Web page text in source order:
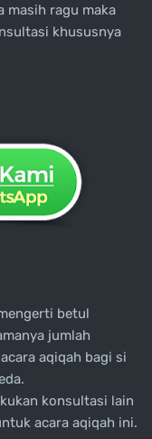
masih ragu maka
khususnya
betul
jumlah
aqiqah bagi si
konsultasi lain
acara aqiqah ini.